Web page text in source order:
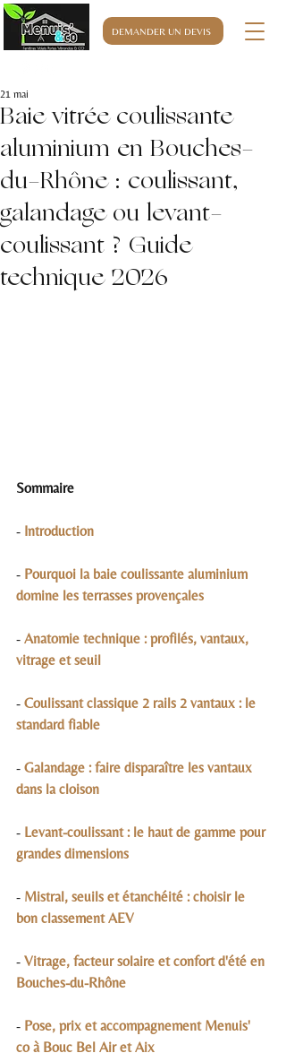
DEMANDER UN DEVIS
Baie vitrée coulissante
aluminium en Bouches-
du-Rhône : coulissant,
galandage ou levant-
coulissant ? Guide
technique 2026
21 mai
Sommaire
- Introduction
- Pourquoi la baie coulissante aluminium
domine les terrasses provençales
- Anatomie technique : profilés, vantaux,
vitrage et seuil
- Coulissant classique 2 rails 2 vantaux : le
standard fiable
- Galandage : faire disparaître les vantaux
dans la cloison
- Levant-coulissant : le haut de gamme pour
grandes dimensions
- Mistral, seuils et étanchéité : choisir le
bon classement AEV
- Vitrage, facteur solaire et confort d'été en
Bouches-du-Rhône
- Pose, prix et accompagnement Menuis'
co à Bouc Bel Air et Aix